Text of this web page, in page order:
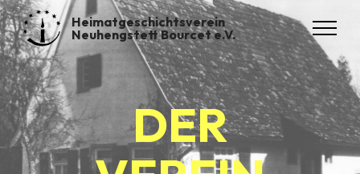
Heimatgeschichtsverein
Neuhengstett Bourcet e.V.
DER